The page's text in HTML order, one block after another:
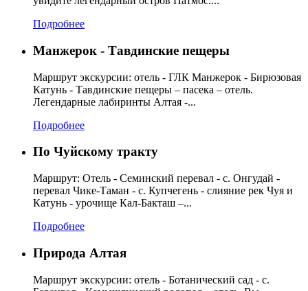
Подробнее
Манжерок - Тавдинские пещеры
Маршрут экскурсии: отель - ГЛК Манжерок - Бирюзовая
Катунь - Тавдинские пещеры – пасека – отель.
Легендарные лабиринты Алтая -...
Подробнее
По Чуйскому тракту
Маршрут: Отель - Семинский перевал - с. Онгудай -
перевал Чике-Таман - с. Купчегень - слияние рек Чуя и
Катунь - урочище Кал-Бакташ –...
Подробнее
Природа Алтая
Маршрут экскурсии: отель - Ботанический сад - с.